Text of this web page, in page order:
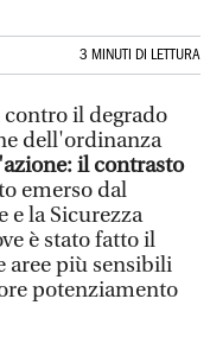
3 MINUTI DI LETTURA
il degrado
dell'ordinanza
il contrasto
emerso dal
la Sicurezza
è stato fatto il
aree più sensibili
potenziamento